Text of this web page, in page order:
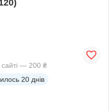
— 200 ₴
20 днів